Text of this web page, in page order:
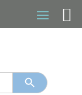
Zoekknop